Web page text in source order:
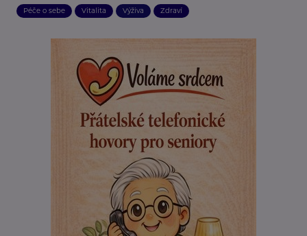
Péče o sebe Vitalita Výživa Zdraví